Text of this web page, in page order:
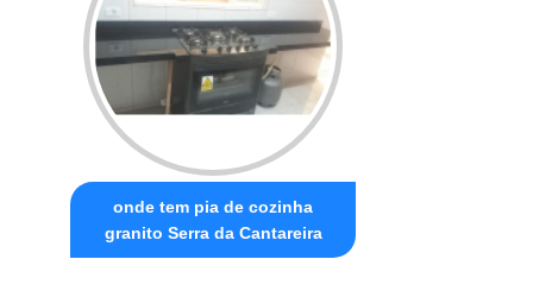
onde tem pia de cozinha
granito Serra da Cantareira